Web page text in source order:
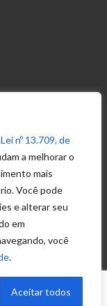
Lei nº 13.709, de
a melhorar o
mais
Você pode
e alterar seu
em
você
.
Aceitar todos